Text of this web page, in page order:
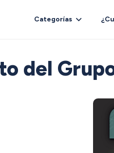
Categorías
del